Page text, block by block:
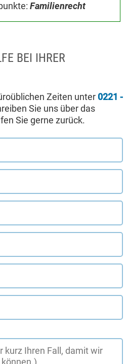
Familienrecht
BEI IHRER
Zeiten unter 0221 -
Sie uns über das
Sie gerne zurück.